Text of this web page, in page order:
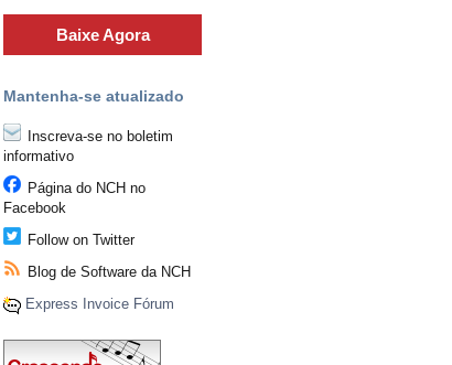
Baixe Agora
Mantenha-se atualizado
Inscreva-se no boletim
informativo
Página do NCH no
Facebook
Follow on Twitter
Blog de Software da NCH
Express Invoice Fórum